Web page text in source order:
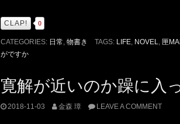
CLAP! 0
CATEGORIES: 日常, 物書き TAGS: LIFE, NOVEL, 匣
がですか
寛解が近いのか躁に入
2018-11-03 金森 璋 LEAVE A COMMENT